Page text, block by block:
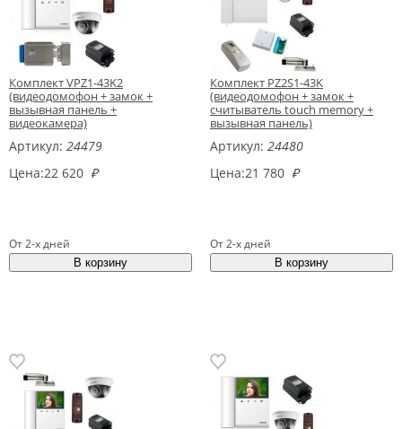
Комплект VPZ1-43K2
(видеодомофон + замок +
вызывная панель +
видеокамера)
Артикул: 24479
Цена:22 620 ₽
От 2-х дней
Комплект PZ2S1-43K
(видеодомофон + замок +
считыватель touch memory +
вызывная панель)
Артикул: 24480
Цена:21 780 ₽
От 2-х дней